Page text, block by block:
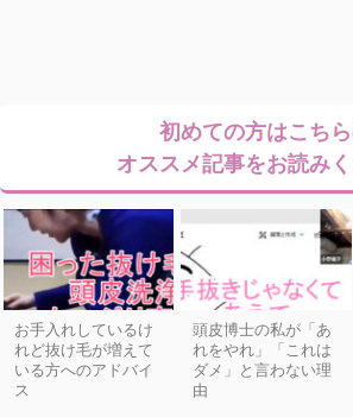
初めての方はこち
オススメ記事をお読み
お手入れしているけ
れど抜け毛が増えて
いる方へのアドバイ
ス
頭皮博士の私が「あ
れをやれ」「これは
ダメ」と言わない理
由